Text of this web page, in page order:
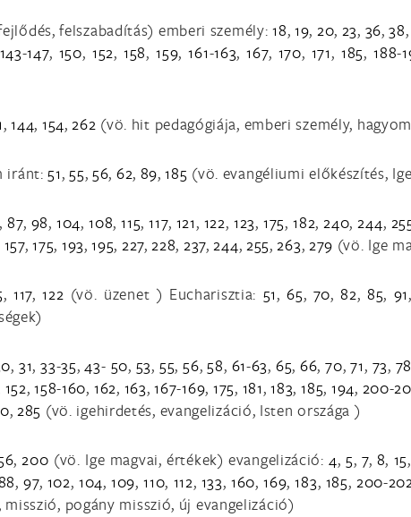
felszabadítás) emberi személy:18, 19, 20, 23, 36,38
143-147, 150, 152,158,159,161-163,167, 170, 171, 185,188-
,144, 154,262 (vö. hit pedagógiája, emberi személy,
iránt:51,55,56, 62, 89,185 (vö. evangéliumi előkészítés,
,87, 98, 104,108,115,117, 121, 122, 123, 175,182,240,244,
157,175, 193,195, 227,228, 237,244, 255,263, 279 (vö. Ige
, 117,122 (vö. üzenet ) Eucharisztia: 51,65, 70,82, 85, 91
, 31,33-35,43- 50, 53, 55,56,58, 61-63, 65,66,70,71, 73,
152,158-160, 162, 163,167-169, 175, 181,183,185, 194, 200-
,285 (vö. igehirdetés, evangelizáció, Isten országa )
,200 (vö. Ige magvai, értékek) evangelizáció:4,5, 7, 8, 15
,97, 102, 104,109,110, 112, 133, 160,169,183, 185, 200-
misszió, pogány misszió, új evangelizáció)